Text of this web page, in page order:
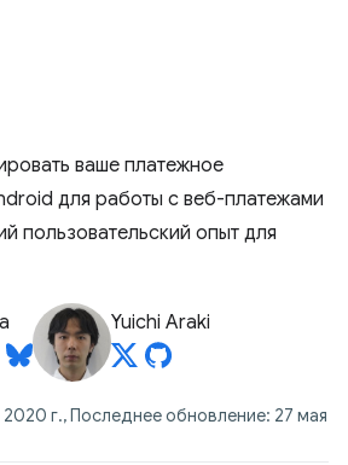
ваше платежное
для работы с веб-платежами
пользовательский опыт для
Yuichi Araki
г., Последнее обновление: 27 мая